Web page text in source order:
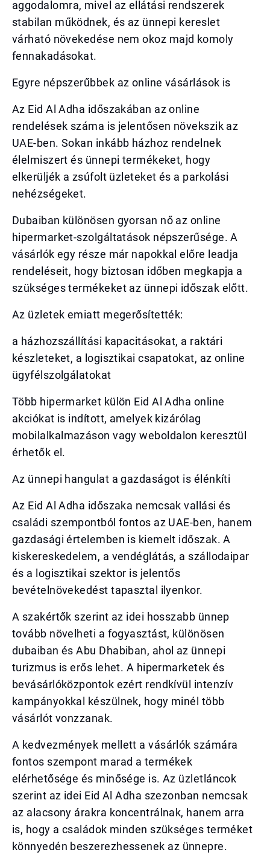
aggodalomra, mivel az ellátási rendszerek
stabilan működnek, és az ünnepi kereslet
várható növekedése nem okoz majd komoly
fennakadásokat.
Egyre népszerűbbek az online vásárlások is
Az Eid Al Adha időszakában az online
rendelések száma is jelentősen növekszik az
UAE-ben. Sokan inkább házhoz rendelnek
élelmiszert és ünnepi termékeket, hogy
elkerüljék a zsúfolt üzleteket és a parkolási
nehézségeket.
Dubaiban különösen gyorsan nő az online
hipermarket-szolgáltatások népszerűsége. A
vásárlók egy része már napokkal előre leadja
rendeléseit, hogy biztosan időben megkapja a
szükséges termékeket az ünnepi időszak előtt.
Az üzletek emiatt megerősítették:
a házhozszállítási kapacitásokat, a raktári
készleteket, a logisztikai csapatokat, az online
ügyfélszolgálatokat
Több hipermarket külön Eid Al Adha online
akciókat is indított, amelyek kizárólag
mobilalkalmazáson vagy weboldalon keresztül
érhetők el.
Az ünnepi hangulat a gazdaságot is élénkíti
Az Eid Al Adha időszaka nemcsak vallási és
családi szempontból fontos az UAE-ben, hanem
gazdasági értelemben is kiemelt időszak. A
kiskereskedelem, a vendéglátás, a szállodaipar
és a logisztikai szektor is jelentős
bevételnövekedést tapasztal ilyenkor.
A szakértők szerint az idei hosszabb ünnep
tovább növelheti a fogyasztást, különösen
dubaiban és Abu Dhabiban, ahol az ünnepi
turizmus is erős lehet. A hipermarketek és
bevásárlóközpontok ezért rendkívül intenzív
kampányokkal készülnek, hogy minél több
vásárlót vonzzanak.
A kedvezmények mellett a vásárlók számára
fontos szempont marad a termékek
elérhetősége és minősége is. Az üzletláncok
szerint az idei Eid Al Adha szezonban nemcsak
az alacsony árakra koncentrálnak, hanem arra
is, hogy a családok minden szükséges terméket
könnyedén beszerezhessenek az ünnepre.